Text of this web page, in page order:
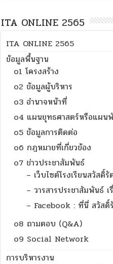
ITA ONLINE 2565
ITA ONLINE 2565
ข้อมูลพื้นฐาน
o1 โครงสร้าง
o2 ข้อมูลผู้บริหาร
o3 อำนาจหน้าที่
o4 แผนยุทธศาสตร์หรือแผน
o5 ข้อมูลการติดต่อ
o6 กฎหมายที่เกี่ยวข้อง
o7 ข่าวประชาสัมพันธ์
– เว็บไซต์โรงเรียนสวัสดิ์
– วารสารประชาสัมพันธ์ เ
– Facebook : ที่นี่ สวัสดิ์
o8 ถามตอบ (Q&A)
o9 Social Network
การบริหารงาน